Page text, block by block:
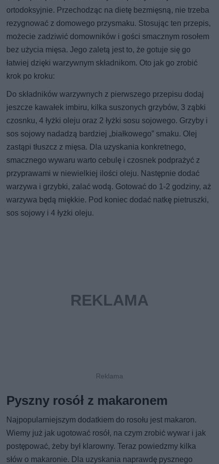
ortodoksyjnie. Przechodząc na dietę bezmięsną, nie trzeba
rezygnować z domowego przysmaku. Stosując ten przepis,
możecie zadziwić domowników i gości smacznym rosołem
bez użycia mięsa. Jego zaletą jest to, że gotuje się go
łatwiej dzięki warzywnym składnikom. Oto jak go zrobić
krok po kroku:
Do składników warzywnych z pierwszego przepisu dodaj
jeszcze kawałek imbiru, kilka suszonych grzybów, 3 ząbki
czosnku, 4 łyżki oleju oraz 2 łyżki sosu sojowego. Grzyby i
sos sojowy nadadzą bardziej „białkowego” smaku. Olej
zastąpi tłuszcz z mięsa. Dla uzyskania konkretnego,
smacznego wywaru warto cebulę i czosnek podprażyć z
przyprawami w niewielkiej ilości oleju. Następnie dodać
warzywa i grzybki, zalać wodą. Gotować do 1-2 godziny, aż
warzywa będą miękkie. Pod koniec dodać natkę pietruszki,
sos sojowy i 4 łyżki oleju.
Pyszny rosół z makaronem
Najpopularniejszym dodatkiem do rosołu jest makaron.
Wiemy już jak ugotować rosół, na czym zrobić wywar i jak
postępować, żeby był klarowny. Teraz powiedzmy kilka
słów o makaronie. Dla uzyskania naprawdę pysznego